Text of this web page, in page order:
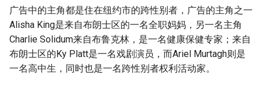
广告中的主角都是住在纽约市的跨性别者，广告的主角之一
Alisha King是来自布朗士区的一名全职妈妈，另一名主角
Charlie Solidum来自布鲁克林，是一名健康保健专家；来自
布朗士区的Ky Platt是一名戏剧演员，而Ariel Murtagh则是
一名高中生，同时也是一名跨性别者权利活动家。